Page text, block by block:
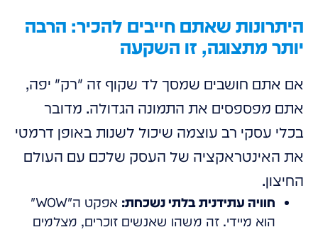
היתרונות שאתם חייבים להכיר: הרבה
יותר מתצוגה, זו השקעה
אם אתם חושבים שמסך לד שקוף זה "רק" יפה,
אתם מפספסים את התמונה הגדולה. מדובר
בכלי עסקי רב עוצמה שיכול לשנות באופן דרמטי
את האינטראקציה של העסק שלכם עם העולם
החיצון.
חוויה עתידנית בלתי נשכחת:
אפקט ה"WOW"
הוא מיידי. זה משהו שאנשים זוכרים, מצלמים